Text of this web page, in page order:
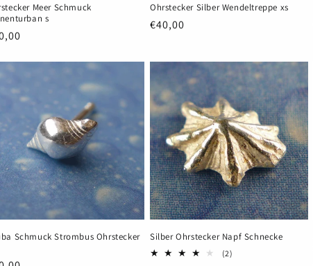
Meer Schmuck
s
Ohrstecker Silber Wendeltreppe xs
Normaler
€40,00
Schmuck Strombus Ohrstecker
Silber Ohrstecker Napf Schnecke
(2)